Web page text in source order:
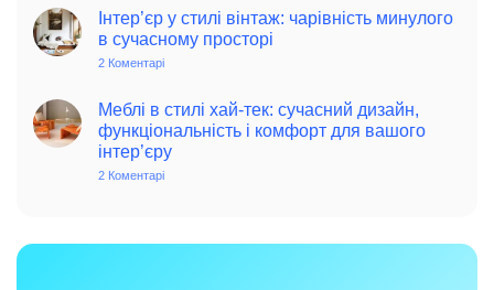
особливості
та
поради
–
джерело
позитиву
інтер’єрі
Інтер’єр у стилі вінтаж: чарівність минулого
в сучасному просторі
2 Коментарі
стилі
вінтаж:
чарівність
минулого
в
Меблі в стилі хай-тек: сучасний дизайн,
функціональність і комфорт для вашого
інтер’єру
2 Коментарі
тек: